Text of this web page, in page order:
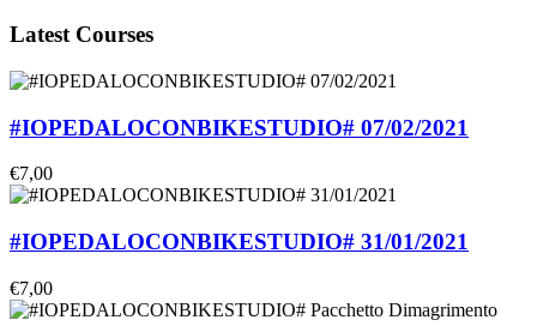
Latest Courses
#IOPEDALOCONBIKESTUDIO# 07/02/2021
€7,00
#IOPEDALOCONBIKESTUDIO# 31/01/2021
€7,00